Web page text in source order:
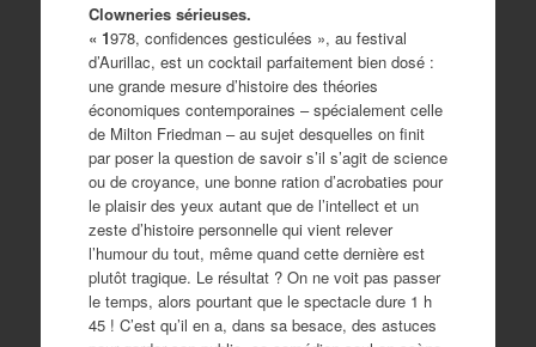
Clowneries sérieuses.
« 1978, confidences gesticulées », au festival
d’Aurillac, est un cocktail parfaitement bien dosé :
une grande mesure d’histoire des théories
économiques contemporaines – spécialement celle
de Milton Friedman – au sujet desquelles on finit
par poser la question de savoir s’il s’agit de science
ou de croyance, une bonne ration d’acrobaties pour
le plaisir des yeux autant que de l’intellect et un
zeste d’histoire personnelle qui vient relever
l’humour du tout, même quand cette dernière est
plutôt tragique. Le résultat ? On ne voit pas passer
le temps, alors pourtant que le spectacle dure 1 h
45 ! C’est qu’il en a, dans sa besace, des astuces